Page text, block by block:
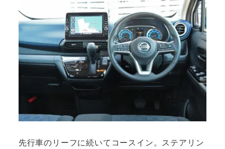
先行車のリーフに続いてコースイン。ステアリン